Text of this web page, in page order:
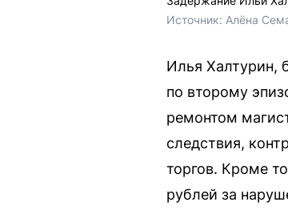
Источник: Алёна
Илья Халтурин,
по второму
ремонтом
следствия,
торгов. Кроме
рублей за